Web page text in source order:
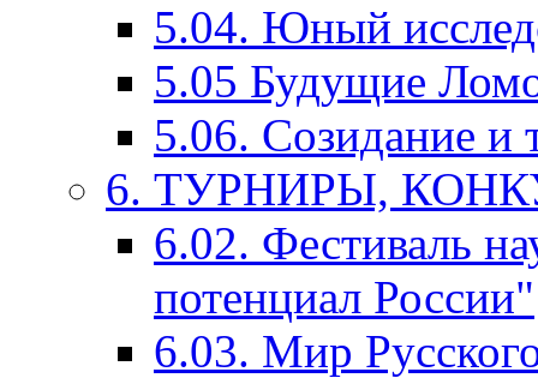
5.04. Юный
5.05 Будущие
5.06. Созидание и
6. ТУРНИРЫ,
6.02. Фестиваль
потенциал России"
6.03. Мир